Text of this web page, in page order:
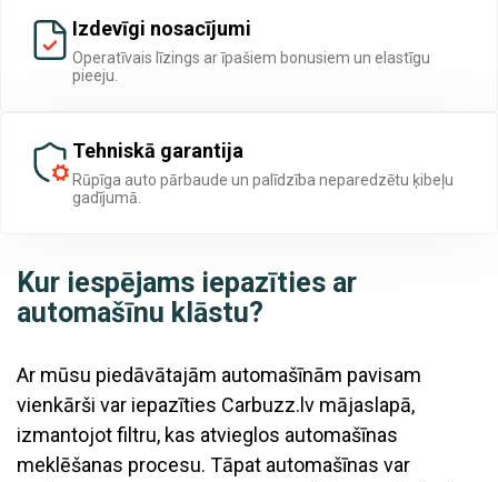
Kur iespējams iepazīties ar
automašīnu klāstu?
Ar mūsu piedāvātajām automašīnām pavisam
vienkārši var iepazīties Carbuzz.lv mājaslapā,
izmantojot filtru, kas atvieglos automašīnas
meklēšanas procesu. Tāpat automašīnas var
Izdevīgi nosacījumi
Operatīvais līzings ar īpašiem bonusiem un elastīgu
pieeju.
Tehniskā garantija
Rūpīga auto pārbaude un palīdzība neparedzētu ķibeļu
gadījumā.